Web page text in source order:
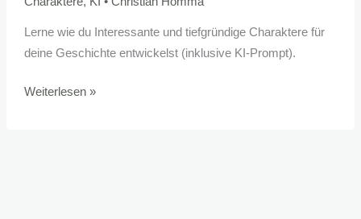
Lerne wie du Interessante und tiefgründige Charaktere für
deine Geschichte entwickelst (inklusive KI-Prompt).
Tiefgründige
Weiterlesen »